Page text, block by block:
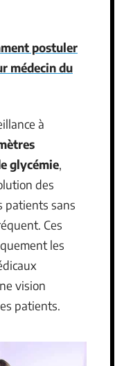
postuler
médecin du
à
glycémie,
des
patients sans
Ces
les
vision
patients.